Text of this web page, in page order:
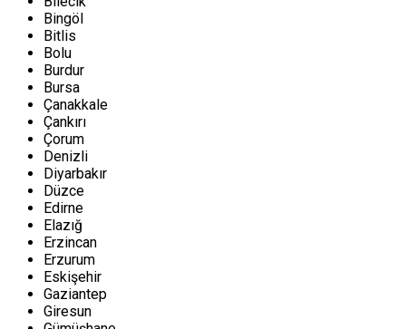
Bingöl
Bitlis
Bolu
Burdur
Bursa
Çanakkale
Çankırı
Çorum
Denizli
Diyarbakır
Düzce
Edirne
Elazığ
Erzincan
Erzurum
Eskişehir
Gaziantep
Giresun